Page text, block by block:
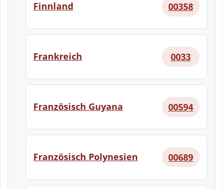
Finnland 00358
Frankreich 0033
Französisch Guyana 00594
Französisch Polynesien 00689